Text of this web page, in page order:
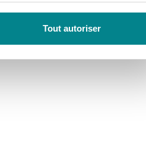
Tout autoriser